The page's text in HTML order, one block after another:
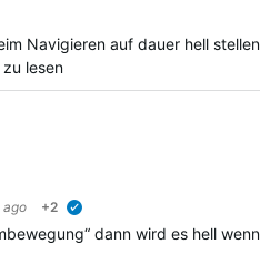
Navigieren auf dauer hell
lesen
ago +2
dann wird es hell